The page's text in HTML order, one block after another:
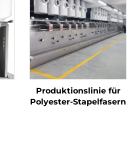
Produktionslinie für
Polyester-Stapelfasern